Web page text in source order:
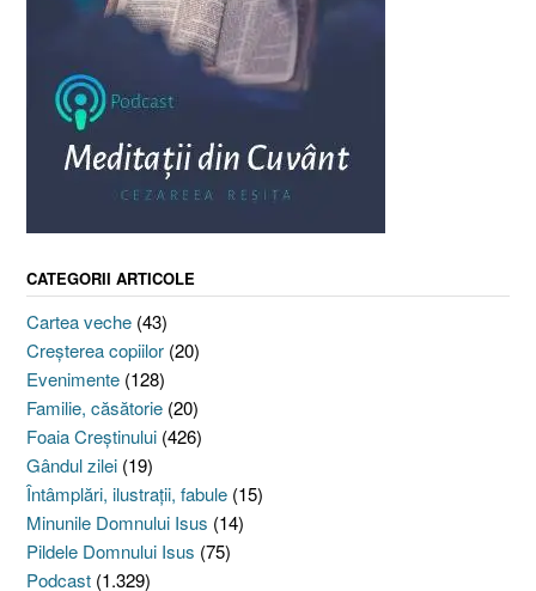
CATEGORII ARTICOLE
Cartea veche (43)
Creşterea copiilor (20)
Evenimente (128)
Familie, căsătorie (20)
Foaia Creştinului (426)
Gândul zilei (19)
Întâmplări, ilustraţii, fabule (15)
Minunile Domnului Isus (14)
Pildele Domnului Isus (75)
Podcast (1.329)